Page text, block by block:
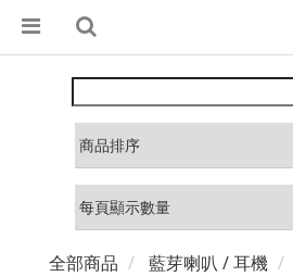
全部商品 藍芽喇叭 / 耳機